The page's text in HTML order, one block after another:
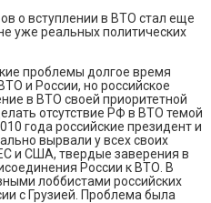
о вступлении в ВТО стал еще
уже реальных политических
проблемы долгое время
и России, но российское
в ВТО своей приоритетной
отсутствие РФ в ВТО темой
года российские президент и
вырвали у всех своих
и США, твердые заверения в
России к ВТО. В
лоббистами российских
с Грузией. Проблема была